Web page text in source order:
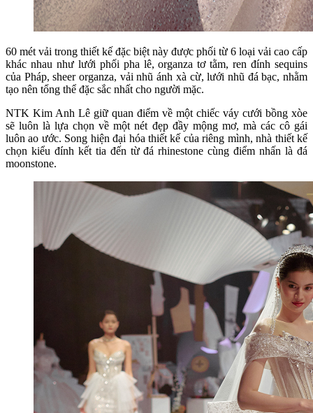
60 mét vải trong thiết kế đặc biệt này được phối từ 6 loại vải cao cấp
khác nhau như lưới phối pha lê, organza tơ tằm, ren đính sequins
của Pháp, sheer organza, vải nhũ ánh xà cừ, lưới nhũ đá bạc, nhằm
tạo nên tổng thể đặc sắc nhất cho người mặc.
NTK Kim Anh Lê giữ quan điểm về một chiếc váy cưới bồng xòe
sẽ luôn là lựa chọn về một nét đẹp đầy mộng mơ, mà các cô gái
luôn ao ước. Song hiện đại hóa thiết kế của riêng mình, nhà thiết kế
chọn kiểu đính kết tia đến từ đá rhinestone cùng điểm nhấn là đá
moonstone.